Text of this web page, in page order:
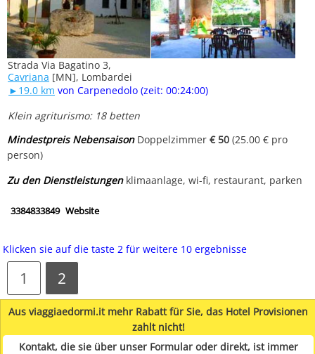
Strada Via Bagatino 3,
Cavriana [MN], Lombardei
►19.0 km von Carpenedolo (zeit: 00:24:00)
Klein agriturismo: 18 betten
Mindestpreis NebensaisonDoppelzimmer€ 50 (25.00 € pro
person)
Zu den Dienstleistungenklimaanlage, wi-fi, restaurant, parken
3384833849 Website
Klicken sie auf die taste 2 für weitere 10 ergebnisse
1 2
Aus viaggiaedormi.it mehr Rabatt für Sie, das Hotel Provisionen
zahlt nicht!
Kontakt, die sie über unser Formular oder direkt, ist immer